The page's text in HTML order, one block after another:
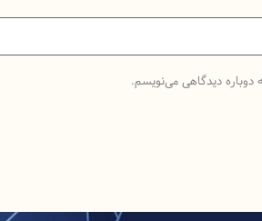
دوباره دیدگاهی می‌نویسم.